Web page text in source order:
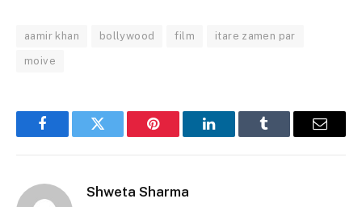
aamir khan bollywood film itare zamen par
moive
FacebookTwitter Pinterest LinkedInTumblr Email
Shweta Sharma